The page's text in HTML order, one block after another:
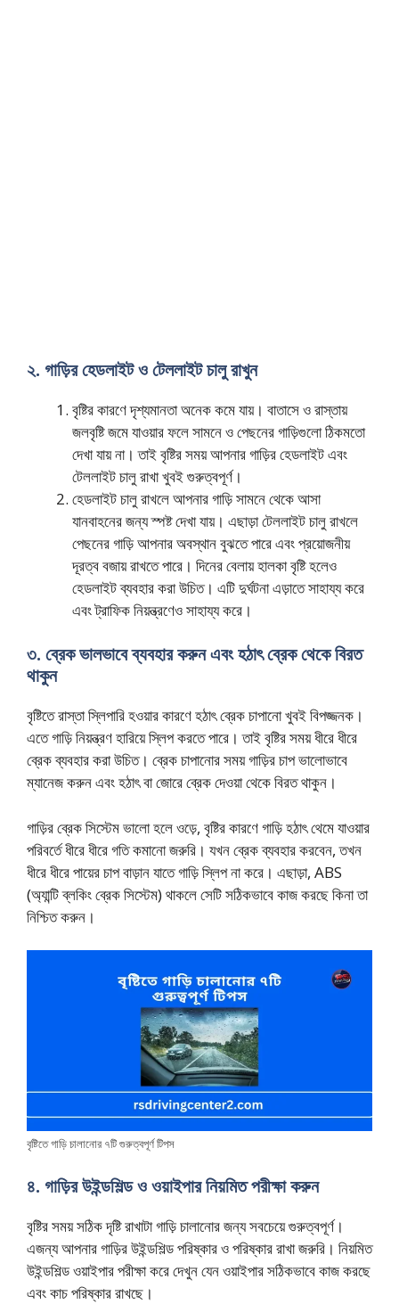
২. গাড়ির হেডলাইট ও টেললাইট চালু রাখুন
বৃষ্টির কারণে দৃশ্যমানতা অনেক কমে যায়। বাতাসে ও রাস্তায়
জলবৃষ্টি জমে যাওয়ার ফলে সামনে ও পেছনের গাড়িগুলো ঠিকমতো
দেখা যায় না। তাই বৃষ্টির সময় আপনার গাড়ির হেডলাইট এবং
টেললাইট চালু রাখা খুবই গুরুত্বপূর্ণ।
হেডলাইট চালু রাখলে আপনার গাড়ি সামনে থেকে আসা
যানবাহনের জন্য স্পষ্ট দেখা যায়। এছাড়া টেললাইট চালু রাখলে
পেছনের গাড়ি আপনার অবস্থান বুঝতে পারে এবং প্রয়োজনীয়
দূরত্ব বজায় রাখতে পারে। দিনের বেলায় হালকা বৃষ্টি হলেও
হেডলাইট ব্যবহার করা উচিত। এটি দুর্ঘটনা এড়াতে সাহায্য করে
এবং ট্রাফিক নিয়ন্ত্রণেও সাহায্য করে।
৩. ব্রেক ভালভাবে ব্যবহার করুন এবং হঠাৎ ব্রেক থেকে বিরত
থাকুন
বৃষ্টিতে রাস্তা স্লিপারি হওয়ার কারণে হঠাৎ ব্রেক চাপানো খুবই বিপজ্জনক।
এতে গাড়ি নিয়ন্ত্রণ হারিয়ে স্লিপ করতে পারে। তাই বৃষ্টির সময় ধীরে ধীরে
ব্রেক ব্যবহার করা উচিত। ব্রেক চাপানোর সময় গাড়ির চাপ ভালোভাবে
ম্যানেজ করুন এবং হঠাৎ বা জোরে ব্রেক দেওয়া থেকে বিরত থাকুন।
গাড়ির ব্রেক সিস্টেম ভালো হলে ওড়ে, বৃষ্টির কারণে গাড়ি হঠাৎ থেমে যাওয়ার
পরিবর্তে ধীরে ধীরে গতি কমানো জরুরি। যখন ব্রেক ব্যবহার করবেন, তখন
ধীরে ধীরে পায়ের চাপ বাড়ান যাতে গাড়ি স্লিপ না করে। এছাড়া, ABS
(অ্যান্টি ব্লকিং ব্রেক সিস্টেম) থাকলে সেটি সঠিকভাবে কাজ করছে কিনা তা
নিশ্চিত করুন।
বৃষ্টিতে গাড়ি চালানোর ৭টি গুরুত্বপূর্ণ টিপস
৪. গাড়ির উইন্ডশিল্ড ও ওয়াইপার নিয়মিত পরীক্ষা করুন
বৃষ্টির সময় সঠিক দৃষ্টি রাখাটা গাড়ি চালানোর জন্য সবচেয়ে গুরুত্বপূর্ণ।
এজন্য আপনার গাড়ির উইন্ডশিল্ড পরিষ্কার ও পরিষ্কার রাখা জরুরি। নিয়মিত
উইন্ডশিল্ড ওয়াইপার পরীক্ষা করে দেখুন যেন ওয়াইপার সঠিকভাবে কাজ করছে
এবং কাচ পরিষ্কার রাখছে।